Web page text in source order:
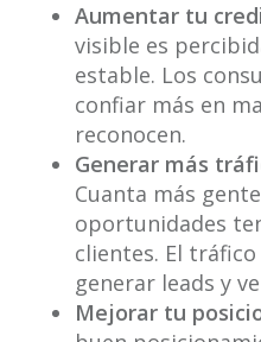
Aumentar tu
visible es
estable. Los
confiar más en
reconocen.
Generar más
Cuanta más
oportunidades
clientes. El
generar leads y
Mejorar tu